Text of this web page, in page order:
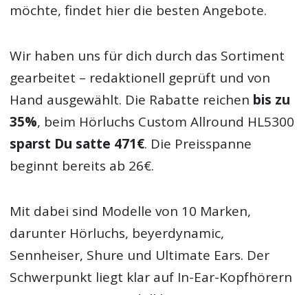
möchte, findet hier die besten Angebote.
Wir haben uns für dich durch das Sortiment
gearbeitet – redaktionell geprüft und von
Hand ausgewählt. Die Rabatte reichen bis zu
35%, beim Hörluchs Custom Allround HL5300
sparst Du satte 471€. Die Preisspanne
beginnt bereits ab 26€.
Mit dabei sind Modelle von 10 Marken,
darunter Hörluchs, beyerdynamic,
Sennheiser, Shure und Ultimate Ears. Der
Schwerpunkt liegt klar auf In-Ear-Kopfhörern